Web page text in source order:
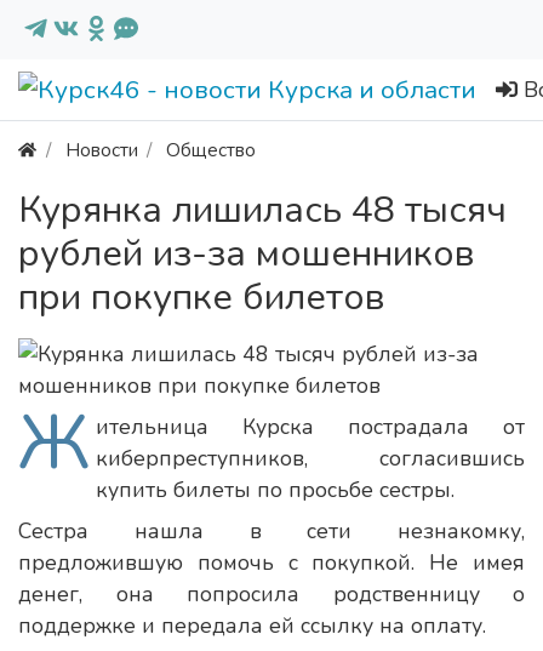
Новости Общество
Курянка лишилась 48 тысяч
рублей из-за мошенников
при покупке билетов
Ж ительница Курска пострадала от
киберпреступников, согласившись
купить билеты по просьбе сестры.
Сестра нашла в сети незнакомку,
предложившую помочь с покупкой. Не имея
денег, она попросила родственницу о
поддержке и передала ей ссылку на оплату.